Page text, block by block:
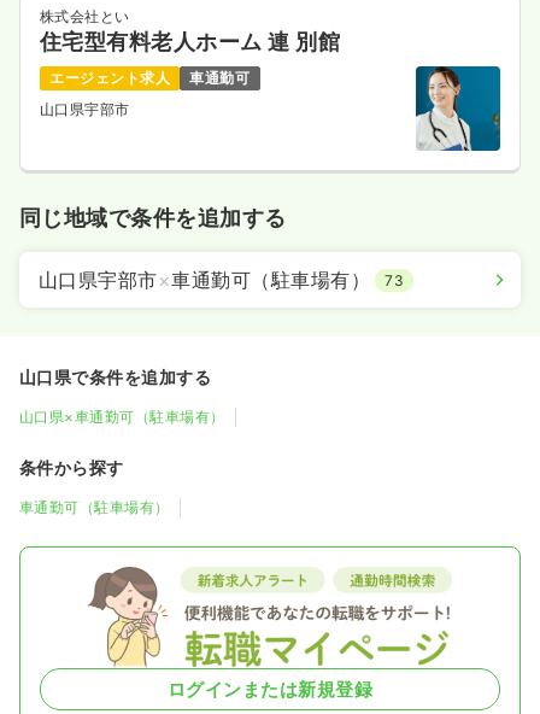
株式会社とい
住宅型有料老人ホーム 連 別館
エージェント求人
車通勤可
山口県宇部市
同じ地域で条件を追加する
山口県宇部市×車通勤可（駐車場有） 73
山口県で条件を追加する
山口県×車通勤可（駐車場有）
条件から探す
車通勤可（駐車場有）
ログインまたは新規登録